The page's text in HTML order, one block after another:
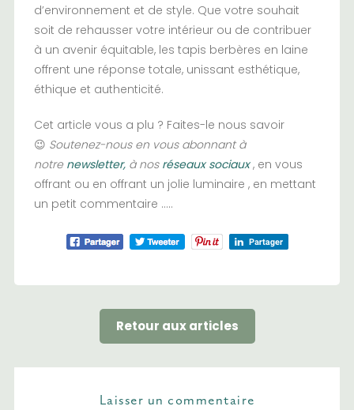
d’environnement et de style. Que votre souhait
soit de rehausser votre intérieur ou de contribuer
à un avenir équitable, les tapis berbères en laine
offrent une réponse totale, unissant esthétique,
éthique et authenticité.
Cet article vous a plu ? Faites-le nous savoir
😉 Soutenez-nous en vous abonnant à
notre newsletter,à nos réseaux sociaux, en vous
offrant ou en offrant un jolie luminaire , en mettant
un petit commentaire …..
Retour aux articles
Laisser un commentaire